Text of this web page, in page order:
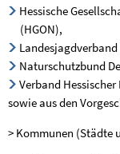
Hessische
(HGON),
Landesjagdverband
Naturschutzbund
Verband Hessischer
sowie aus den
> Kommunen (Städte